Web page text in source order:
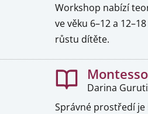
Workshop nabízí
ve věku 6–12 a
růstu dítěte.
Darina
Správné prostředí